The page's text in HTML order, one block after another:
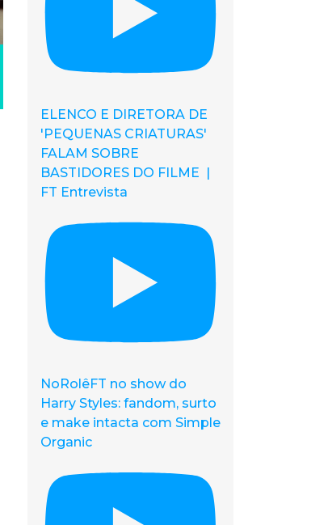
ELENCO E DIRETORA DE
'PEQUENAS CRIATURAS'
FALAM SOBRE
BASTIDORES DO FILME |
FT Entrevista
NoRolêFT no show do
Harry Styles: fandom, surto
e make intacta com Simple
Organic